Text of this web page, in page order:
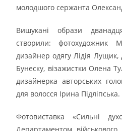
молодшого сержанта
Вишукані образи
створили: фотохудожник
дизайнер одягу Лідія
Бунеску, візажистки Олена
дизайнерка авторських
для волосся Ірина Підліпська.
Фотовиставка «Сильні